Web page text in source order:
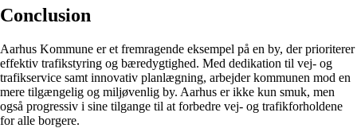
Conclusion
Aarhus Kommune er et fremragende eksempel på en by, der prioriterer
effektiv trafikstyring og bæredygtighed. Med dedikation til vej- og
trafikservice samt innovativ planlægning, arbejder kommunen mod en
mere tilgængelig og miljøvenlig by. Aarhus er ikke kun smuk, men
også progressiv i sine tilgange til at forbedre vej- og trafikforholdene
for alle borgere.